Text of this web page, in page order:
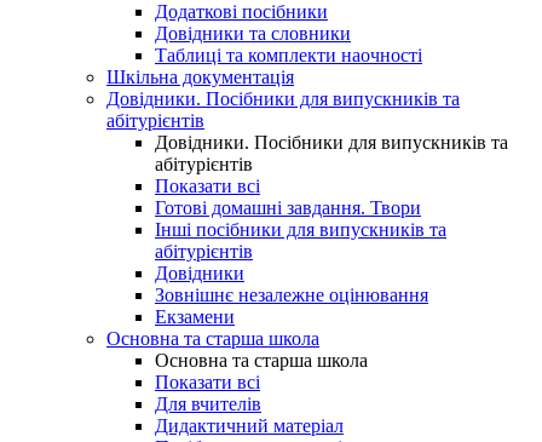
Додаткові посібники
Довідники та словники
Таблиці та комплекти наочності
Шкільна документація
Довідники. Посібники для випускників та
абітурієнтів
Довідники. Посібники для випускників та
абітурієнтів
Показати всі
Готові домашні завдання. Твори
Інші посібники для випускників та
абітурієнтів
Довідники
Зовнішнє незалежне оцінювання
Екзамени
Основна та старша школа
Основна та старша школа
Показати всі
Для вчителів
Дидактичний матеріал